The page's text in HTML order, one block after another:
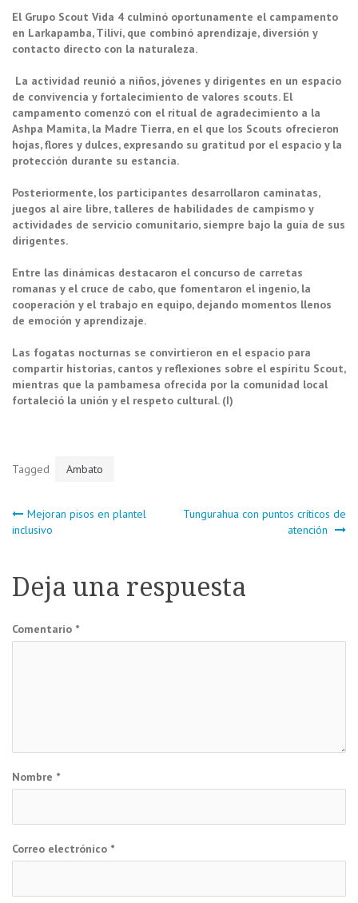
El Grupo Scout Vida 4 culminó oportunamente el campamento
en Larkapamba, Tiliví, que combinó aprendizaje, diversión y
contacto directo con la naturaleza.
La actividad reunió a niños, jóvenes y dirigentes en un espacio
de convivencia y fortalecimiento de valores scouts. El
campamento comenzó con el ritual de agradecimiento a la
Ashpa Mamita, la Madre Tierra, en el que los Scouts ofrecieron
hojas, flores y dulces, expresando su gratitud por el espacio y la
protección durante su estancia.
Posteriormente, los participantes desarrollaron caminatas,
juegos al aire libre, talleres de habilidades de campismo y
actividades de servicio comunitario, siempre bajo la guía de sus
dirigentes.
Entre las dinámicas destacaron el concurso de carretas
romanas y el cruce de cabo, que fomentaron el ingenio, la
cooperación y el trabajo en equipo, dejando momentos llenos
de emoción y aprendizaje.
Las fogatas nocturnas se convirtieron en el espacio para
compartir historias, cantos y reflexiones sobre el espíritu Scout,
mientras que la pambamesa ofrecida por la comunidad local
fortaleció la unión y el respeto cultural. (I)
Tagged Ambato
Navegación
entradas
Mejoran pisos en plantel
inclusivo
Tungurahua con puntos críticos de
atención
Deja una respuesta
Comentario *
Nombre *
Correo electrónico *